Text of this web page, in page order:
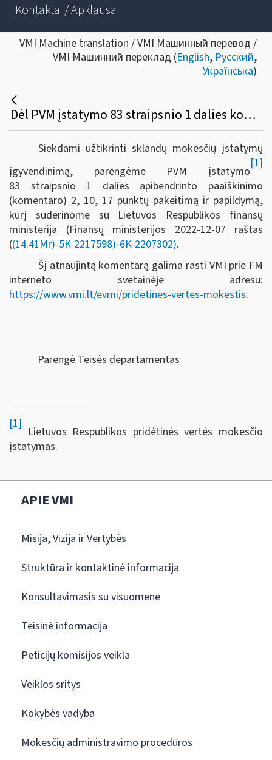
Kontaktai / Apklausa
VMI Machine translation / VMI Машинный перевод /
VMI Машинний переклад (English, Русский,
Українська)
Dėl PVM įstatymo 83 straipsnio 1 dalies komentaro 2, 10, 17 punktų pakeitimo ir papildymo
Siekdami užtikrinti sklandų mokesčių įstatymų
įgyvendinimą, parengėme PVM įstatymo
[1]
83 straipsnio 1 dalies apibendrinto paaiškinimo
(komentaro) 2, 10, 17 punktų pakeitimą ir papildymą,
kurį suderinome su Lietuvos Respublikos finansų
ministerija (Finansų ministerijos 2022-12-07 raštas
((14.41Mr)-5K-2217598)-6K-2207302).
Šį atnaujintą komentarą galima rasti VMI prie FM
interneto svetainėje adresu:
https://www.vmi.lt/evmi/pridetines-vertes-mokestis.
Parengė Teisės departamentas
[1]
Lietuvos Respublikos pridėtinės vertės mokesčio
įstatymas.
APIE VMI
Misija, Vizija ir Vertybės
Struktūra ir kontaktinė informacija
Konsultavimasis su visuomene
Teisinė informacija
Peticijų komisijos veikla
Veiklos sritys
Kokybės vadyba
Mokesčių administravimo procedūros